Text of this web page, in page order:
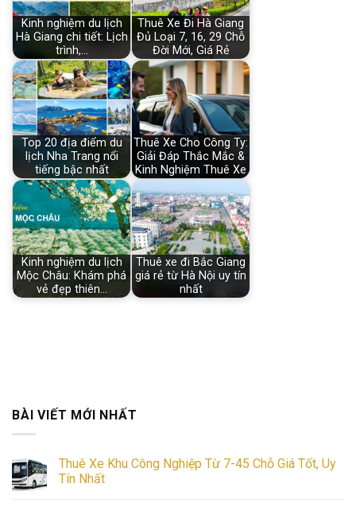
Kinh nghiệm du lịch
Hà Giang chi tiết: Lịch
trình,…
Thuê Xe Đi Hà Giang
Đủ Loại 7, 16, 29 Chỗ
Đời Mới, Giá Rẻ
Top 20 địa điểm du
lịch Nha Trang nổi
tiếng bậc nhất
Thuê Xe Cho Công Ty:
Giải Đáp Thắc Mắc &
Kinh Nghiệm Thuê Xe
Kinh nghiệm du lịch
Mộc Châu: Khám phá
vẻ đẹp thiên…
Thuê xe đi Bắc Giang
giá rẻ từ Hà Nội uy tín
nhất
BÀI VIẾT MỚI NHẤT
Thuê Xe Khu Công Nghiệp Từ 7-45 Chỗ Giá Tốt, Uy
Tín Nhất